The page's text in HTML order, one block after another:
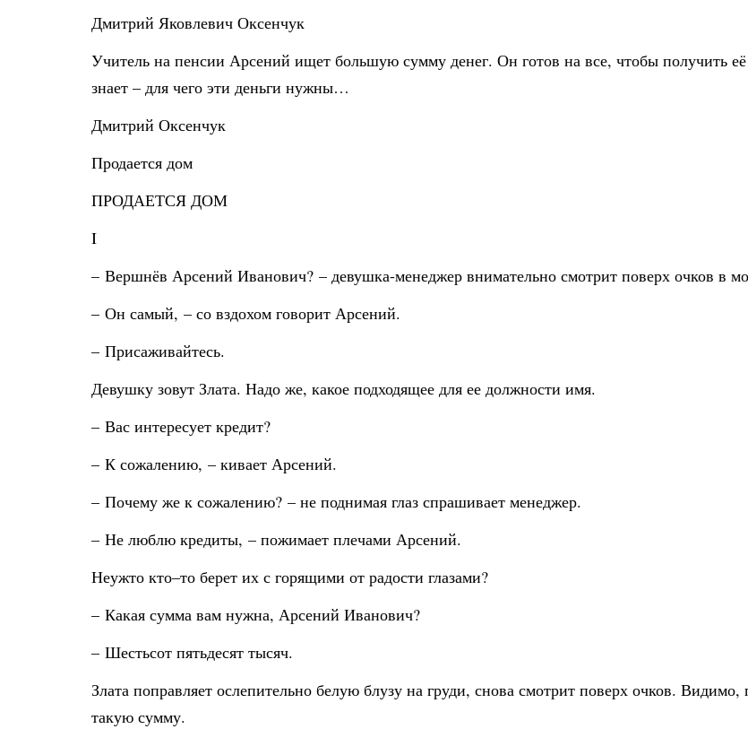
Дмитрий Яковлевич Оксенчук
Учитель на пенсии Арсений ищет большую сумму денег. Он готов на все, чтобы получить
знает – для чего эти деньги нужны…
Дмитрий Оксенчук
Продается дом
ПРОДАЕТСЯ ДОМ
I
– Вершнёв Арсений Иванович? – девушка-менеджер внимательно смотрит поверх очков в
– Он самый, – со вздохом говорит Арсений.
– Присаживайтесь.
Девушку зовут Злата. Надо же, какое подходящее для ее должности имя.
– Вас интересует кредит?
– К сожалению, – кивает Арсений.
– Почему же к сожалению? – не поднимая глаз спрашивает менеджер.
– Не люблю кредиты, – пожимает плечами Арсений.
Неужто кто–то берет их с горящими от радости глазами?
– Какая сумма вам нужна, Арсений Иванович?
– Шестьсот пятьдесят тысяч.
Злата поправляет ослепительно белую блузу на груди, снова смотрит поверх очков. Видимо,
такую сумму.